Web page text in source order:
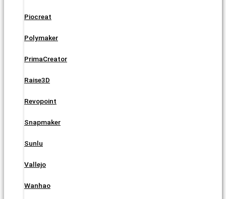
Piocreat
Polymaker
PrimaCreator
Raise3D
Revopoint
Snapmaker
Sunlu
Vallejo
Wanhao